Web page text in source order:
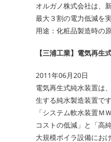
オルガノ株式会社は、
最大３割の電力低減を
用途：化粧品製造時の
【三浦工業】電気再生
2011年06月20日
電気再生式純水装置は
生する純水製造装置です
「システム軟水装置
コストの低減」と「高
大規模ボイラ設備にお